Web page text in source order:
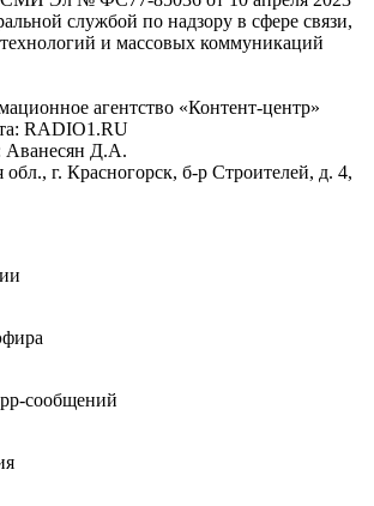
службой по надзору в сфере связи,
и массовых коммуникаций
агентство «Контент-центр»
RADIO1.RU
Аванесян Д.А.
г. Красногорск, б-р Строителей, д. 4,
сообщений